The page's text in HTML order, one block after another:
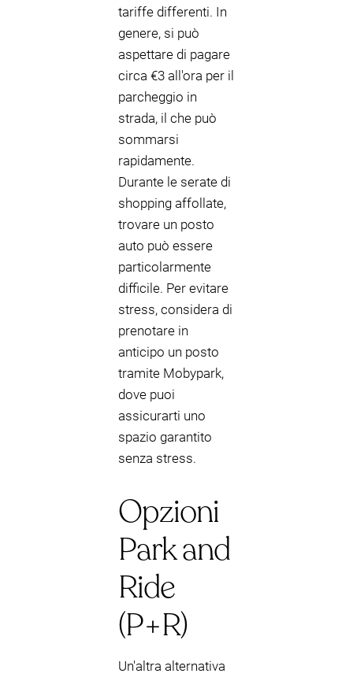
tariffe differenti. In
genere, si può
aspettare di pagare
circa €3 all'ora per il
parcheggio in
strada, il che può
sommarsi
rapidamente.
Durante le serate di
shopping affollate,
trovare un posto
auto può essere
particolarmente
difficile. Per evitare
stress, considera di
prenotare in
anticipo un posto
tramite Mobypark,
dove puoi
assicurarti uno
spazio garantito
senza stress.
Opzioni
Park and
Ride
(P+R)
Un'altra alternativa